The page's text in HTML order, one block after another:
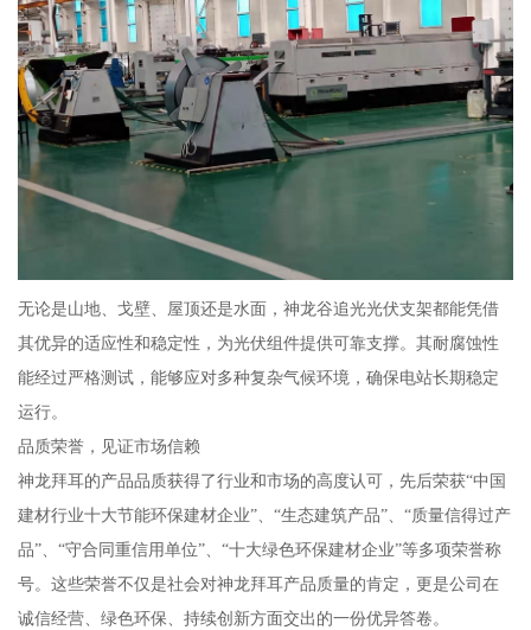
无论是山地、戈壁、屋顶还是水面，神龙谷追光光伏支架都能凭借
其优异的适应性和稳定性，为光伏组件提供可靠支撑。其耐腐蚀性
能经过严格测试，能够应对多种复杂气候环境，确保电站长期稳定
运行。
品质荣誉，见证市场信赖
神龙拜耳的产品品质获得了行业和市场的高度认可，先后荣获“中国
建材行业十大节能环保建材企业”、“生态建筑产品”、“质量信得过产
品”、“守合同重信用单位”、“十大绿色环保建材企业”等多项荣誉称
号。这些荣誉不仅是社会对神龙拜耳产品质量的肯定，更是公司在
诚信经营、绿色环保、持续创新方面交出的一份优异答卷。